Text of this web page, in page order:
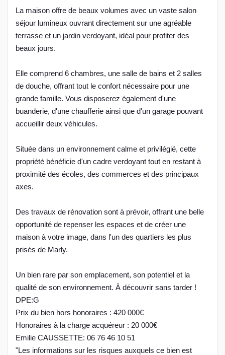
La maison offre de beaux volumes avec un vaste salon
séjour lumineux ouvrant directement sur une agréable
terrasse et un jardin verdoyant, idéal pour profiter des
beaux jours.
Elle comprend 6 chambres, une salle de bains et 2 salles
de douche, offrant tout le confort nécessaire pour une
grande famille. Vous disposerez également d'une
buanderie, d'une chaufferie ainsi que d'un garage pouvant
accueillir deux véhicules.
Située dans un environnement calme et privilégié, cette
propriété bénéficie d'un cadre verdoyant tout en restant à
proximité des écoles, des commerces et des principaux
axes.
Des travaux de rénovation sont à prévoir, offrant une belle
opportunité de repenser les espaces et de créer une
maison à votre image, dans l'un des quartiers les plus
prisés de Marly.
Un bien rare par son emplacement, son potentiel et la
qualité de son environnement. À découvrir sans tarder !
DPE:G
Prix du bien hors honoraires : 420 000€
Honoraires à la charge acquéreur : 20 000€
Emilie CAUSSETTE: 06 76 46 10 51
"Les informations sur les risques auxquels ce bien est